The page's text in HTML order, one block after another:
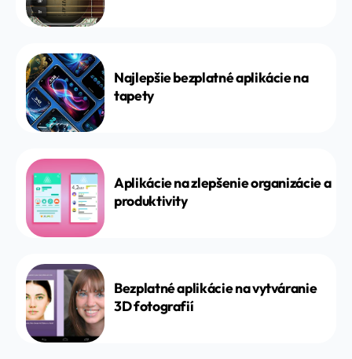
Najlepšie bezplatné aplikácie na
tapety
Aplikácie na zlepšenie organizácie a
produktivity
Bezplatné aplikácie na vytváranie
3D fotografií